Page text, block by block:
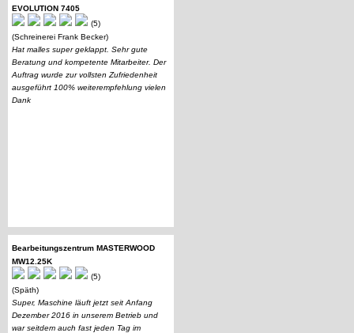
EVOLUTION 7405
(5)
(Schreinerei Frank Becker)
Hat malles super geklappt. Sehr gute
Beratung und kompetente Mitarbeiter. Der
Auftrag wurde zur vollsten Zufriedenheit
ausgeführt 100% weiterempfehlung vielen
Dank
Bearbeitungszentrum MASTERWOOD
MW12.25K
(5)
(Späth)
Super, Maschine läuft jetzt seit Anfang
Dezember 2016 in unserem Betrieb und
war seitdem auch fast jeden Tag im